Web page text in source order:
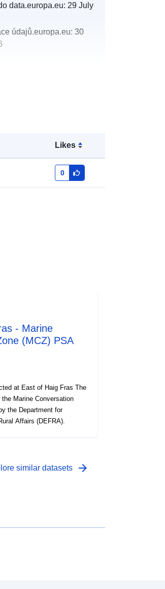
Likes
0
data.europa.eu: 29 July
údajů.europa.eu: 30
- Marine
(MCZ) PSA
at East of Haig Fras The
Marine Conversation
for
Affairs (DEFRA).
similar datasets arrow_forward